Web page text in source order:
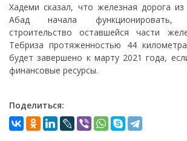
Хадеми сказал, что железная дорога
Абад начала
строительство оставшейся части
Тебриза протяженностью 44
будет завершено к марту 2021 года,
финансовые ресурсы.
Поделиться: